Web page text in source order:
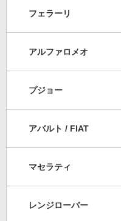
フェラーリ
アルファロメオ
プジョー
アバルト / FIAT
マセラティ
レンジローバー